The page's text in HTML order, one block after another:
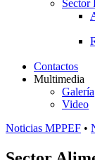
Sector
Contactos
Multimedia
Galería
Video
Noticias MPPEF •